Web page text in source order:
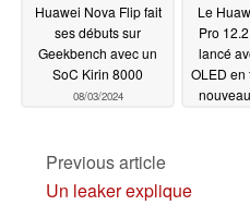
Huawei Nova Flip fait
ses débuts sur
Geekbench avec un
SoC Kirin 8000
08/03/2024
Le
Pro
lancé
OLED en
Previous article
Un leaker explique